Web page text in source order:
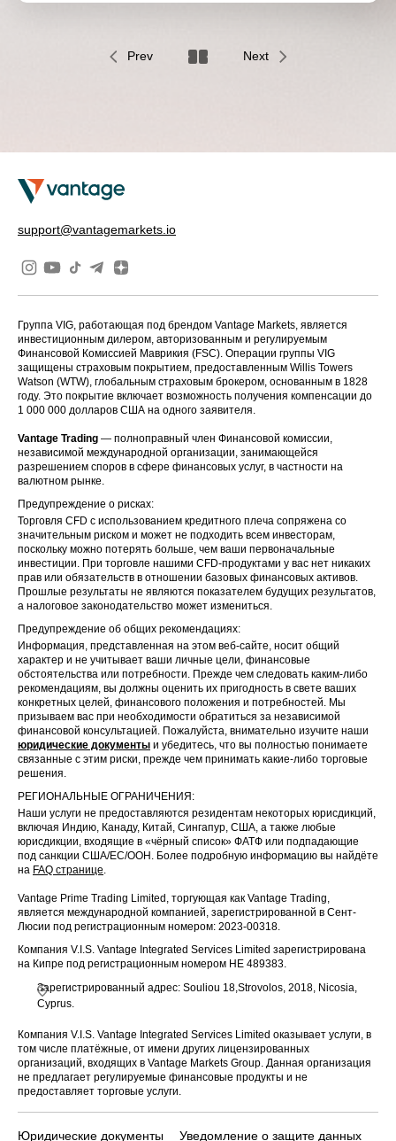
Prev Next
support@vantagemarkets.io
Группа VIG, работающая под брендом Vantage Markets, является
инвестиционным дилером, авторизованным и регулируемым
Финансовой Комиссией Маврикия (FSC). Операции группы VIG
защищены страховым покрытием, предоставленным Willis Towers
Watson (WTW), глобальным страховым брокером, основанным в 1828
году. Это покрытие включает возможность получения компенсации до
1 000 000 долларов США на одного заявителя.
Vantage Trading — полноправный член Финансовой комиссии,
независимой международной организации, занимающейся
разрешением споров в сфере финансовых услуг, в частности на
валютном рынке.
Предупреждение о рисках:
Торговля CFD с использованием кредитного плеча сопряжена со
значительным риском и может не подходить всем инвесторам,
поскольку можно потерять больше, чем ваши первоначальные
инвестиции. При торговле нашими CFD-продуктами у вас нет никаких
прав или обязательств в отношении базовых финансовых активов.
Прошлые результаты не являются показателем будущих результатов,
а налоговое законодательство может измениться.
Предупреждение об общих рекомендациях:
Информация, представленная на этом веб-сайте, носит общий
характер и не учитывает ваши личные цели, финансовые
обстоятельства или потребности. Прежде чем следовать каким-либо
рекомендациям, вы должны оценить их пригодность в свете ваших
конкретных целей, финансового положения и потребностей. Мы
призываем вас при необходимости обратиться за независимой
финансовой консультацией. Пожалуйста, внимательно изучите наши
юридические документы и убедитесь, что вы полностью понимаете
связанные с этим риски, прежде чем принимать какие-либо торговые
решения.
РЕГИОНАЛЬНЫЕ ОГРАНИЧЕНИЯ:
Наши услуги не предоставляются резидентам некоторых юрисдикций,
включая Индию, Канаду, Китай, Сингапур, США, а также любые
юрисдикции, входящие в «чёрный список» ФАТФ или подпадающие
под санкции США/ЕС/ООН. Более подробную информацию вы найдёте
на FAQ странице.
Vantage Prime Trading Limited, торгующая как Vantage Trading,
является международной компанией, зарегистрированной в Сент-
Люсии под регистрационным номером: 2023-00318.
Компания V.I.S. Vantage Integrated Services Limited зарегистрирована
на Кипре под регистрационным номером HE 489383.
Зарегистрированный адрес: Souliou 18,Strovolos, 2018, Nicosia,
Cyprus.
Компания V.I.S. Vantage Integrated Services Limited оказывает услуги, в
том числе платёжные, от имени других лицензированных
организаций, входящих в Vantage Markets Group. Данная организация
не предлагает регулируемые финансовые продукты и не
предоставляет торговые услуги.
Юридические документы Уведомление о защите данных